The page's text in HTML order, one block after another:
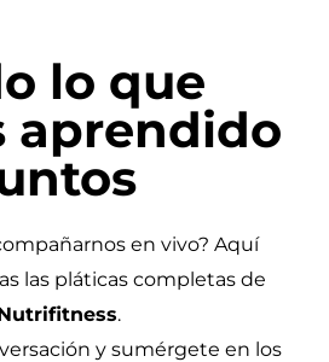
lo que
aprendido
en vivo? Aquí
las pláticas completas de
.
y sumérgete en los